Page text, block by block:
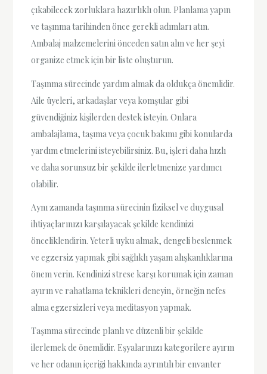
çıkabilecek zorluklara hazırlıklı olun. Planlama yapın
ve taşınma tarihinden önce gerekli adımları atın.
Ambalaj malzemelerini önceden satın alın ve her şeyi
organize etmek için bir liste oluşturun.
Taşınma sürecinde yardım almak da oldukça önemlidir.
Aile üyeleri, arkadaşlar veya komşular gibi
güvendiğiniz kişilerden destek isteyin. Onlara
ambalajlama, taşıma veya çocuk bakımı gibi konularda
yardım etmelerini isteyebilirsiniz. Bu, işleri daha hızlı
ve daha sorunsuz bir şekilde ilerletmenize yardımcı
olabilir.
Aynı zamanda taşınma sürecinin fiziksel ve duygusal
ihtiyaçlarınızı karşılayacak şekilde kendinizi
önceliklendirin. Yeterli uyku almak, dengeli beslenmek
ve egzersiz yapmak gibi sağlıklı yaşam alışkanlıklarına
önem verin. Kendinizi strese karşı korumak için zaman
ayırın ve rahatlama teknikleri deneyin, örneğin nefes
alma egzersizleri veya meditasyon yapmak.
Taşınma sürecinde planlı ve düzenli bir şekilde
ilerlemek de önemlidir. Eşyalarınızı kategorilere ayırın
ve her odanın içeriği hakkında ayrıntılı bir envanter